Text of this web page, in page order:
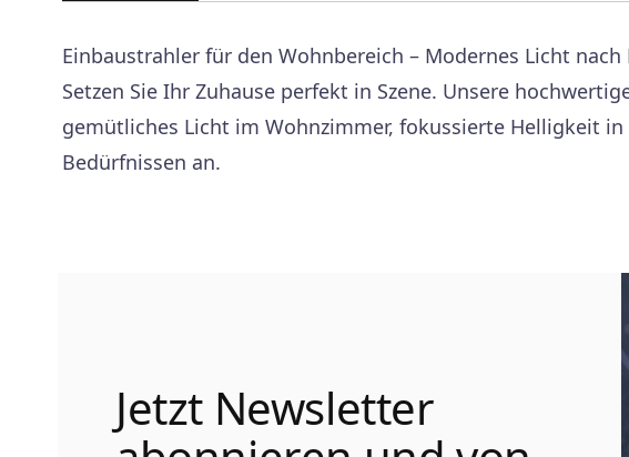
Einbaustrahler für den Wohnbereich – Modernes Licht nach
Setzen Sie Ihr Zuhause perfekt in Szene. Unsere
gemütliches Licht im Wohnzimmer, fokussierte Helligkeit
Bedürfnissen an.
Jetzt Newsletter